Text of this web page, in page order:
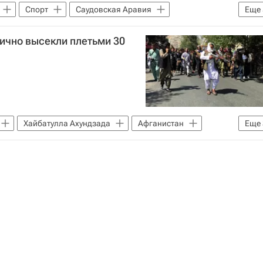
Еще
Спорт
Саудовская Аравия
Брозович
Аль-Фейха Аль-Фатех
высекли плетьми 30
Еще
Хайбатулла Ахундзада
Афганистан